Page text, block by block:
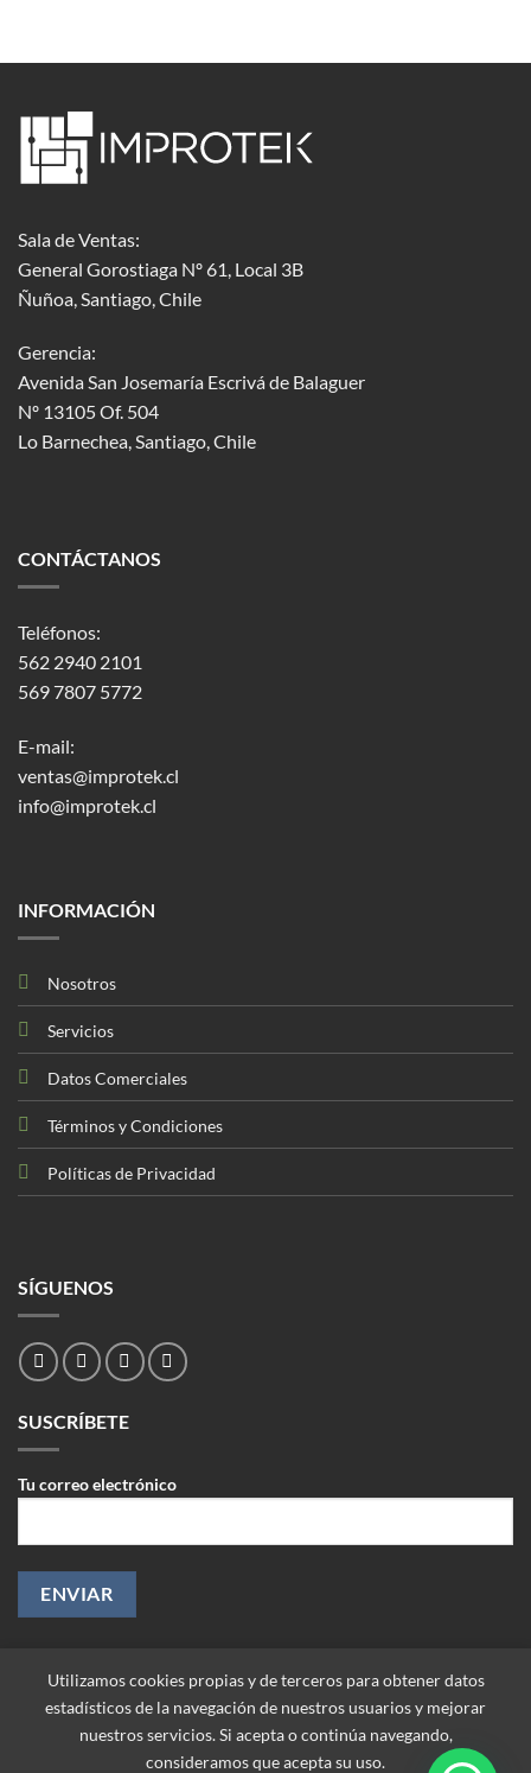
Sala de Ventas:
General Gorostiaga Nº 61, Local 3B
Ñuñoa, Santiago, Chile
Gerencia:
Avenida San Josemaría Escrivá de Balaguer
Nº 13105 Of. 504
Lo Barnechea, Santiago, Chile
CONTÁCTANOS
Teléfonos:
562 2940 2101
569 7807 5772
E-mail:
ventas@improtek.cl
info@improtek.cl
INFORMACIÓN
Nosotros
Servicios
Datos Comerciales
Términos y Condiciones
Políticas de Privacidad
SÍGUENOS
SUSCRÍBETE
Tu correo electrónico
Utilizamos cookies propias y de terceros para obtener datos
estadísticos de la navegación de nuestros usuarios y mejorar
nuestros servicios. Si acepta o continúa navegando,
consideramos que acepta su uso.